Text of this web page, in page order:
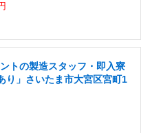
トの製造スタッフ・即入寮
り」さいたま市大宮区宮町1